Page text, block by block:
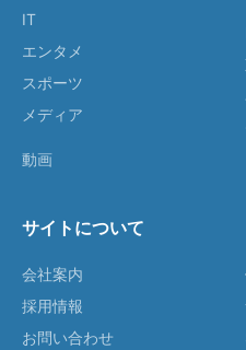
IT
エンタメ
スポーツ
メディア
動画
サイトについて
会社案内
採用情報
お問い合わせ